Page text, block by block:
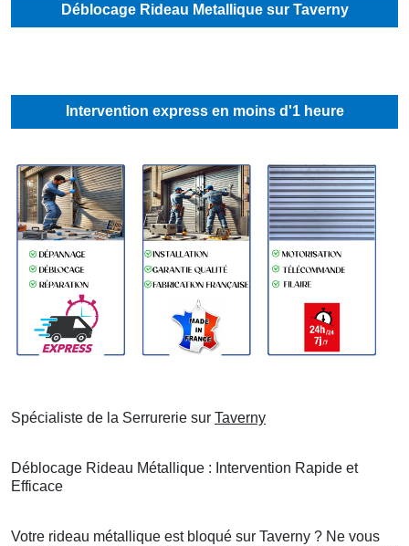
Déblocage Rideau Metallique sur Taverny
Intervention express en moins d'1 heure
Spécialiste de la Serrurerie sur Taverny
Déblocage Rideau Métallique : Intervention Rapide et
Efficace
Votre rideau métallique est bloqué sur Taverny ? Ne vous